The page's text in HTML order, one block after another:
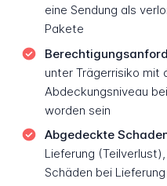
eine Sendung als
Pakete
unter Trägerrisiko mit
Abdeckungsniveau
worden sein
Abgedeckte
Lieferung
Schäden bei Lieferung